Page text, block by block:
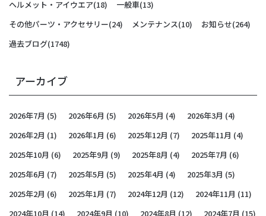
ヘルメット・アイウエア(18) 一般車(13)
その他パーツ・アクセサリー(24) メンテナンス(10) お知らせ(264)
過去ブログ(1748)
アーカイブ
2026年7月 (5) 2026年6月 (5) 2026年5月 (4) 2026年3月 (4)
2026年2月 (1) 2026年1月 (6) 2025年12月 (7) 2025年11月 (4)
2025年10月 (6) 2025年9月 (9) 2025年8月 (4) 2025年7月 (6)
2025年6月 (7) 2025年5月 (5) 2025年4月 (4) 2025年3月 (5)
2025年2月 (6) 2025年1月 (7) 2024年12月 (12) 2024年11月 (11)
2024年10月 (14) 2024年9月 (10) 2024年8月 (12) 2024年7月 (15)